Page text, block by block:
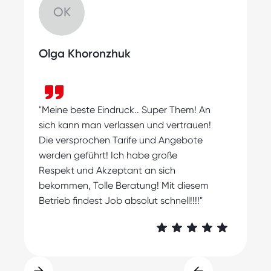
OK
Olga Khoronzhuk
"Meine beste Eindruck.. Super Them! An
sich kann man verlassen und vertrauen!
Die versprochen Tarife und Angebote
werden geführt! Ich habe große
Respekt und Akzeptant an sich
bekommen, Tolle Beratung! Mit diesem
Betrieb findest Job absolut schnell!!!!"